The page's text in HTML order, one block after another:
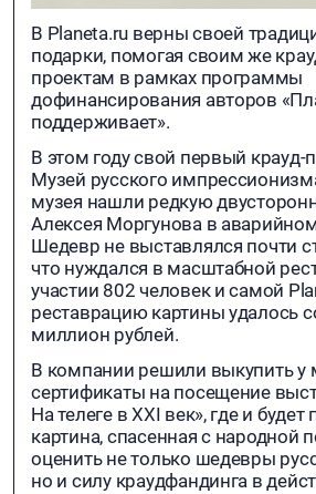
В Planeta.ru верны своей
подарки, помогая своим же
проектам в рамках программы
дофинансирования авторов
поддерживает».
В этом году свой первый крауд-
Музей русского
музея нашли редкую
Алексея Моргунова в
Шедевр не выставлялся почти
что нуждался в масштабной
участии 802 человек и самой
реставрацию картины удалось
миллион рублей.
В компании решили выкупить у
сертификаты на посещение
На телеге в XXI век», где и
картина, спасенная с
оценить не только шедевры
но и силу краудфандинга в